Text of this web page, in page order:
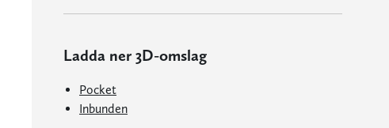
Ladda ner 3D-omslag
Pocket
Inbunden